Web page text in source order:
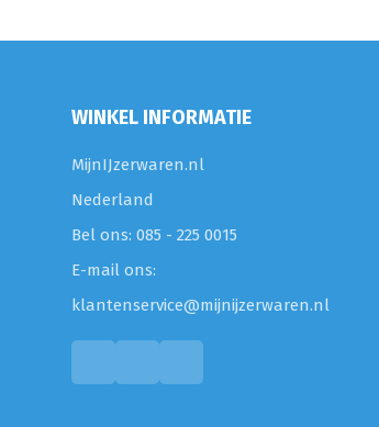
WINKEL INFORMATIE
MijnIJzerwaren.nl
Nederland
Bel ons: 085 - 225 0015
E-mail ons:
klantenservice@mijnijzerwaren.nl